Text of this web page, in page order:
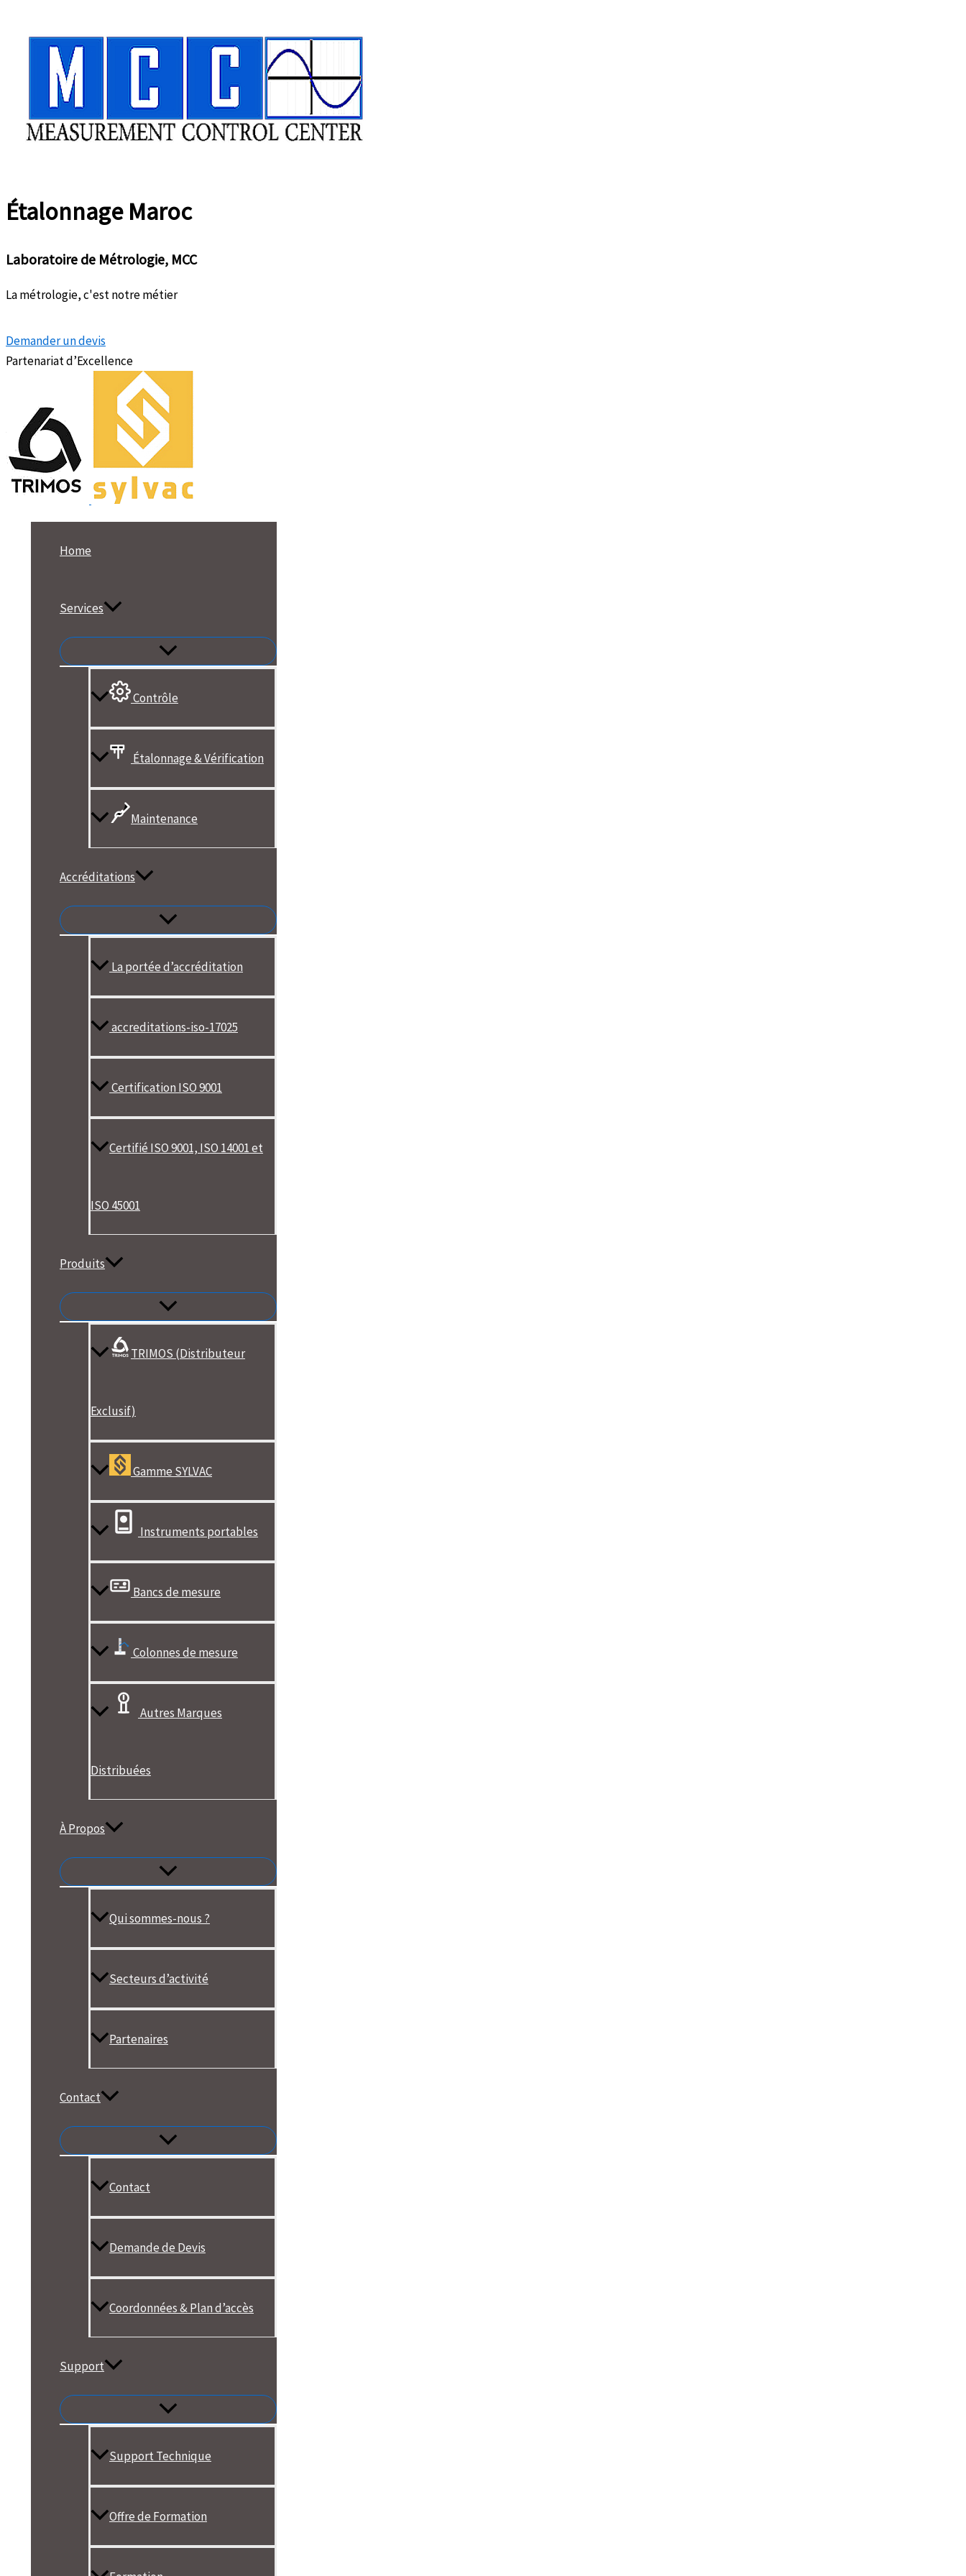
ÉtalonnageMaroc
Laboratoire de Métrologie, MCC
La métrologie, c'est notre métier
Demander un devis
Partenariat d’Excellence
Home
Services
Contrôle
Étalonnage & Vérification
Maintenance
Accréditations
La portée d’accréditation
accreditations-iso-17025
Certification ISO 9001
Certifié ISO 9001, ISO 14001 et
ISO 45001
Produits
TRIMOS (Distributeur
Exclusif)
Gamme SYLVAC
Instruments portables
Bancs de mesure
Colonnes de mesure
Autres Marques
Distribuées
À Propos
Qui sommes-nous ?
Secteurs d’activité
Partenaires
Contact
Contact
Demande de Devis
Coordonnées & Plan d’accès
Support
Support Technique
Offre de Formation